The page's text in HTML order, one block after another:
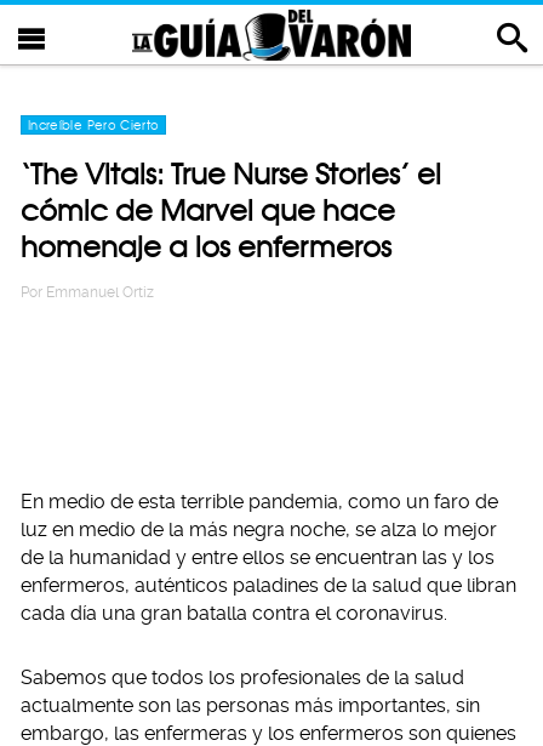
Increíble Pero Cierto
‘The Vitals: True Nurse Stories’ el
cómic de Marvel que hace
homenaje a los enfermeros
Por Emmanuel Ortiz
En medio de esta terrible pandemia, como un faro de
luz en medio de la más negra noche, se alza lo mejor
de la humanidad y entre ellos se encuentran las y los
enfermeros, auténticos paladines de la salud que libran
cada día una gran batalla contra el coronavirus.
Sabemos que todos los profesionales de la salud
actualmente son las personas más importantes, sin
embargo, las enfermeras y los enfermeros son quienes